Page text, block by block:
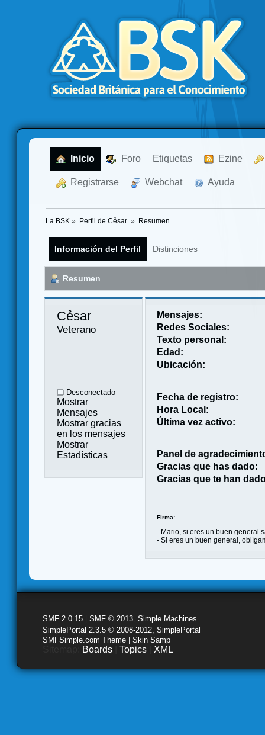
Inicio Foro Etiquetas Ezine
Registrarse Webchat Ayuda
La BSK » Perfil de Cẻsar » Resumen
Información del Perfil Distinciones
Resumen
Cẻsar
Veterano
Desconectado
Mostrar
Mensajes
Mostrar gracias
en los mensajes
Mostrar
Estadísticas
Mensajes:
Redes Sociales:
Texto personal:
Edad:
Ubicación:
Fecha de registro:
Hora Local:
Última vez activo:
Panel de
Gracias que has dado:
Gracias que te han
Firma:
- Mario, si eres un buen general
- Si eres un buen general,
SMF 2.0.15 SMF © 2013 Simple Machines
SimplePortal 2.3.5 © 2008-2012, SimplePortal
SMFSimple.com Theme | Skin Samp
Boards Topics XML